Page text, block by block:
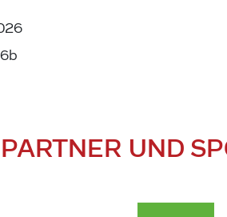
PARTNER UND